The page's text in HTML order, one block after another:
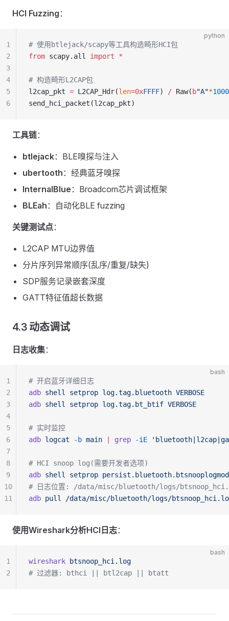
HCI Fuzzing ：
python
# 使用btlejack/scapy等工具构造畸形HCI包
from scapy.all import *
# 构造畸形L2CAP包
l2cap_pkt = L2CAP_Hdr(len=0xFFFF) / Raw( b"A"*1000
send_hci_packet(l2cap_pkt)
1
2
3
4
5
6
工具链：
btlejack：BLE嗅探与注入
ubertooth ：经典蓝牙嗅探
InternalBlue ：Broadcom芯片调试框架
BLEah ：自动化BLE fuzzing
关键测试点：
L2CAP MTU边界值
分片序列异常顺序(乱序/重复/缺失)
SDP服务记录嵌套深度
GATT特征值超长数据
4.3 动态调试
日志收集：
bash
# 开启蓝牙详细日志
adb shell setprop log.tag.bluetooth VERBOSE
adb shell setprop log.tag.bt_btif VERBOSE
# 实时监控
adb logcat -b main grep -iE
# HCI snoop log(需要开发者选项)
adb shell setprop
# 日志位置: /data/misc/bluetooth/logs/
adb pull /data/misc/bluetooth/logs/
1
2
3
4
5
6
7
8
9
10
11
使用Wireshark分析HCI日志：
bash
wireshark btsnoop_hci.log
# 过滤器: bthci || btl2cap || btatt
1
2